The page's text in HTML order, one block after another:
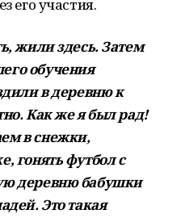
его участия.
жили здесь. Затем
обучения
в деревню к
Как же я был рад!
в снежки,
гонять футбол с
деревню бабушки
Это такая